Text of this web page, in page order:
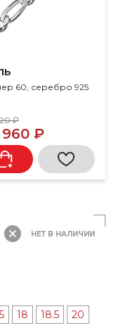
60, серебро 925
₽
₽
НЕТ В НАЛИЧИИ
18 18.5
20